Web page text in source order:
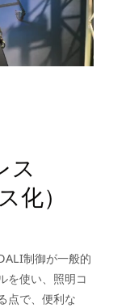
ス
化）
制御が一般的
を使い、照明コ
点で、便利な